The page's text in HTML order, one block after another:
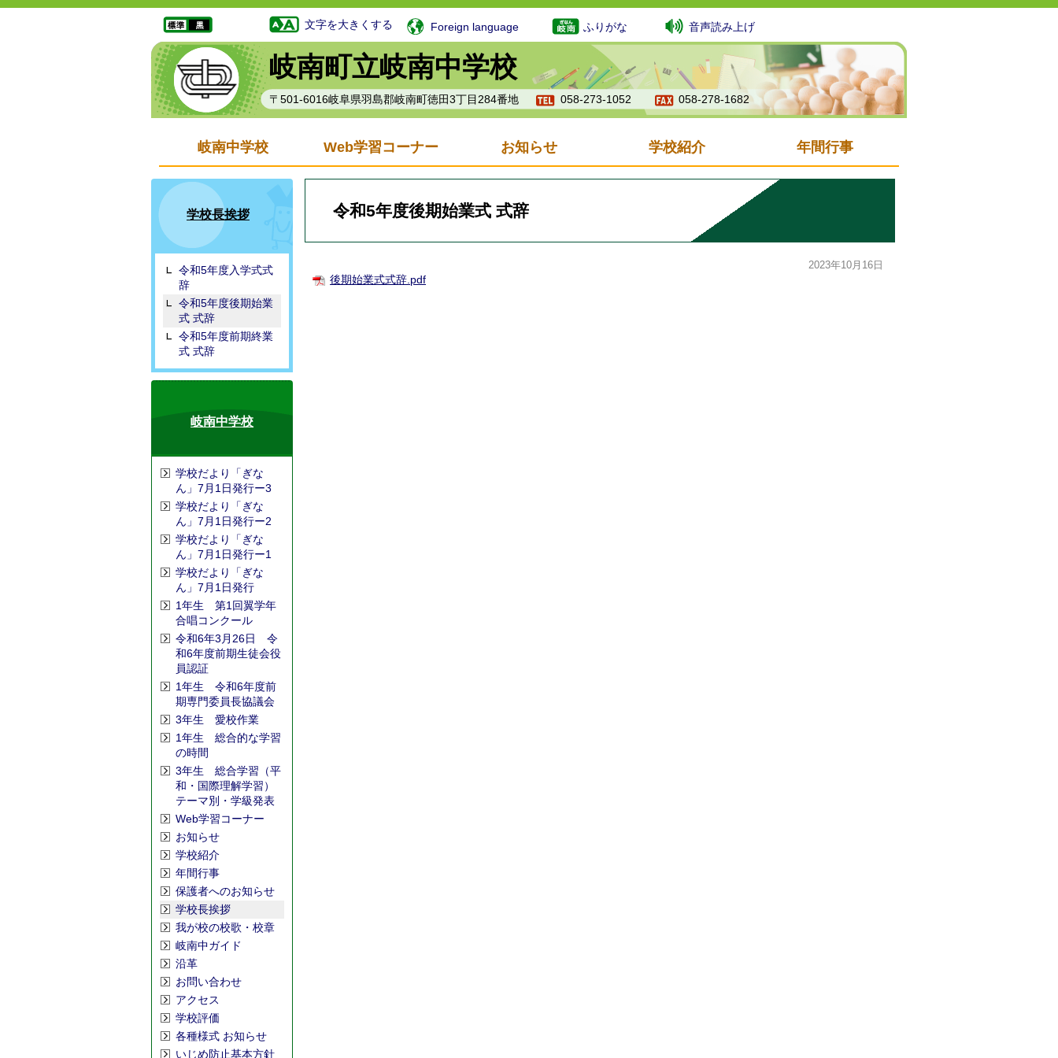
岐南町立岐南中学校
〒501-6016岐阜県羽島郡岐南町徳田3丁目284番地 058-273-1052 058-278-1682
文字を大きくする Foreign language ふりがな 音声読み上げ
岐南中学校 Web学習コーナー お知らせ 学校紹介 年間行事
学校長挨拶
令和5年度入学式式
辞
令和5年度後期始業
式 式辞
令和5年度前期終業
式 式辞
岐南中学校
学校だより「ぎな
ん」7月1日発行ー3
学校だより「ぎな
ん」7月1日発行ー2
学校だより「ぎな
ん」7月1日発行ー1
学校だより「ぎな
ん」7月1日発行
1年生 第1回翼学年
合唱コンクール
令和6年3月26日 令
和6年度前期生徒会役
員認証
1年生 令和6年度前
期専門委員長協議会
3年生 愛校作業
1年生 総合的な学習
の時間
3年生 総合学習（平
和・国際理解学習）
テーマ別・学級発表
Web学習コーナー
お知らせ
学校紹介
年間行事
保護者へのお知らせ
学校長挨拶
我が校の校歌・校章
岐南中ガイド
沿革
お問い合わせ
アクセス
学校評価
各種様式 お知らせ
いじめ防止基本方針
令和5年度後期始業式 式辞
2023年10月16日
後期始業式式辞.pdf